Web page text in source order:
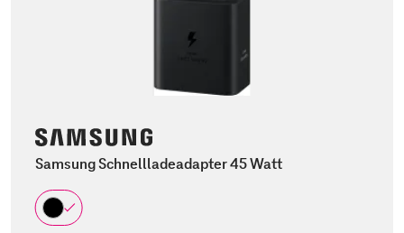
Samsung Schnellladeadapter 45 Watt